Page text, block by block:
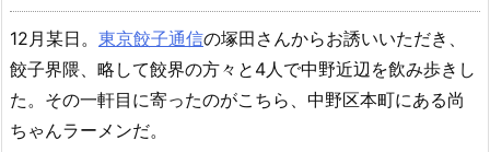
12月某日。 東京餃子通信の塚田さんからお誘いいただき、
餃子界隈、略して餃界の方々と4人で中野近辺を飲み歩きし
た。その一軒目に寄ったのがこちら、中野区本町にある尚
ちゃんラーメンだ。